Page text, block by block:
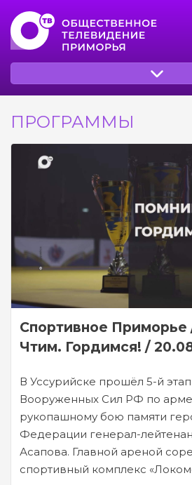
ПРОГРАММЫ
Спортивное
Чтим. Гордимся! /
В Уссурийске прошёл 5-й
Вооруженных Сил РФ по
рукопашному бою памяти
Федерации генерал-
Асапова. Главной ареной
спортивный комплекс